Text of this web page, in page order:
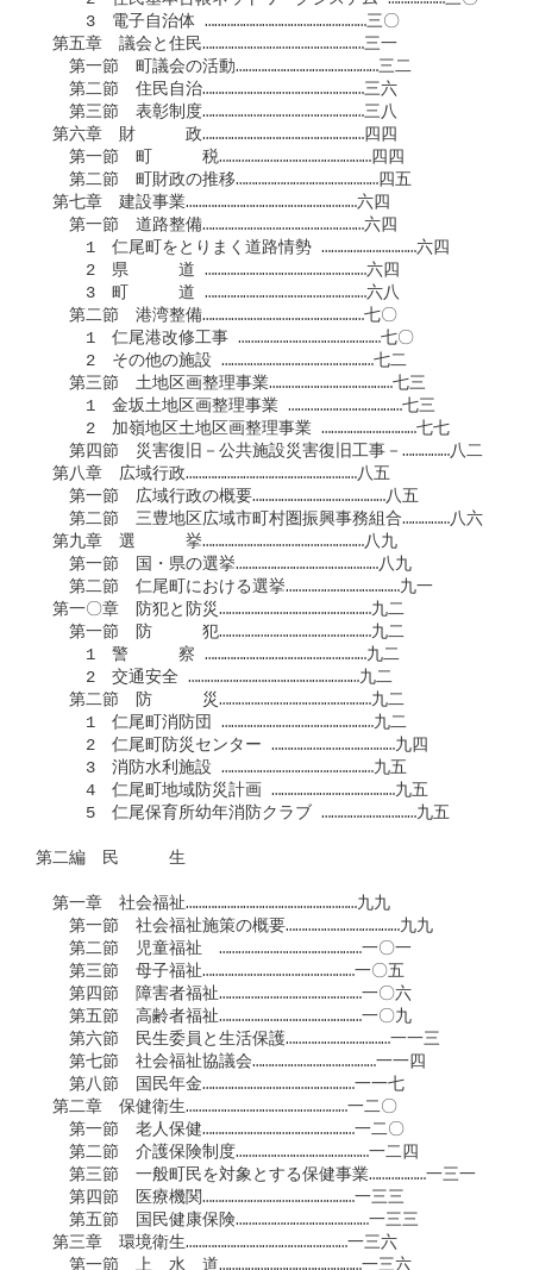
3　電子自治体 ……………………………………………三〇
第五章　議会と住民……………………………………………三一
第一節　町議会の活動………………………………………三二
第二節　住民自治……………………………………………三六
第三節　表彰制度……………………………………………三八
第六章　財　　　政……………………………………………四四
第一節　町　　　税…………………………………………四四
第二節　町財政の推移………………………………………四五
第七章　建設事業………………………………………………六四
第一節　道路整備……………………………………………六四
1　仁尾町をとりまく道路情勢 …………………………六四
2　県　　　道 ……………………………………………六四
3　町　　　道 ……………………………………………六八
第二節　港湾整備……………………………………………七〇
1　仁尾港改修工事 ………………………………………七〇
2　その他の施設 …………………………………………七二
第三節　土地区画整理事業…………………………………七三
1　金坂土地区画整理事業 ………………………………七三
2　加嶺地区土地区画整理事業 …………………………七七
第四節　災害復旧－公共施設災害復旧工事－……………八二
第八章　広域行政………………………………………………八五
第一節　広域行政の概要……………………………………八五
第二節　三豊地区広域市町村圏振興事務組合……………八六
第九章　選　　　挙……………………………………………八九
第一節　国・県の選挙………………………………………八九
第二節　仁尾町における選挙………………………………九一
第一〇章　防犯と防災…………………………………………九二
第一節　防　　　犯…………………………………………九二
1　警　　　察 ……………………………………………九二
2　交通安全 ………………………………………………九二
第二節　防　　　災…………………………………………九二
1　仁尾町消防団 …………………………………………九二
2　仁尾町防災センター …………………………………九四
3　消防水利施設 …………………………………………九五
4　仁尾町地域防災計画 …………………………………九五
5　仁尾保育所幼年消防クラブ …………………………九五
第二編　民　　　生
第一章　社会福祉………………………………………………九九
第一節　社会福祉施策の概要………………………………九九
第二節　児童福祉　………………………………………一〇一
第三節　母子福祉…………………………………………一〇五
第四節　障害者福祉………………………………………一〇六
第五節　高齢者福祉………………………………………一〇九
第六節　民生委員と生活保護……………………………一一三
第七節　社会福祉協議会…………………………………一一四
第八節　国民年金…………………………………………一一七
第二章　保健衛生……………………………………………一二〇
第一節　老人保健…………………………………………一二〇
第二節　介護保険制度……………………………………一二四
第三節　一般町民を対象とする保健事業………………一三一
第四節　医療機関…………………………………………一三三
第五節　国民健康保険……………………………………一三三
第三章　環境衛生……………………………………………一三六
第一節　上　水　道………………………………………一三六